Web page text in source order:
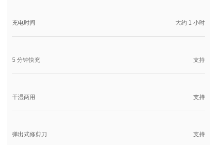
充电时间 大约 1 小时
5 分钟快充 支持
干湿两用 支持
弹出式修剪刀 支持